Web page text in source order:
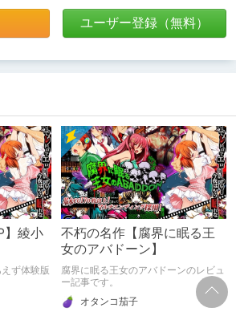
ユーザー登録（無料）
】綾小
ず体験版
不朽の名作【腐界に眠る王
女のアバドーン】
腐界に眠る王女のアバドーンのレビュ
ー記事です。
オタンコ茄子